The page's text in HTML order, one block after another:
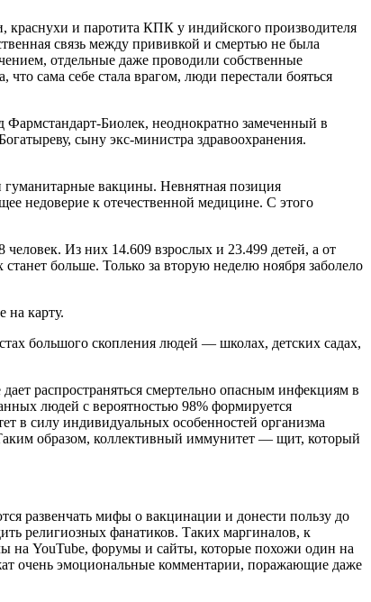
и паротита КПК у индийского производителя
связь между прививкой и смертью не была
отдельные даже проводили собственные
сама себе стала врагом, люди перестали бояться
Биолек, неоднократно замеченный в
сыну экс-министра здравоохранения.
гуманитарные вакцины. Невнятная позиция
недоверие к отечественной медицине. С этого
Из них 14.609 взрослых и 23.499 детей, а от
больше. Только за вторую неделю ноября заболело
на карту.
большого скопления людей — школах, детских садах,
распространяться смертельно опасным инфекциям в
людей с вероятностью 98% формируется
в силу индивидуальных особенностей организма
Таким образом, коллективный иммунитет — щит, который
развенчать мифы о вакцинации и донести пользу до
религиозных фанатиков. Таких маргиналов, к
на YouTube, форумы и сайты, которые похожи один на
очень эмоциональные комментарии, поражающие даже